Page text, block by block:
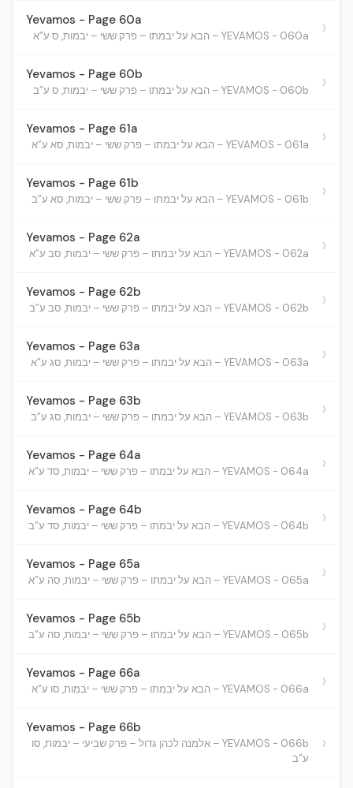
Yevamos - Page 60a
YEVAMOS - 060a – הבא על יבמתו – פרק ששי – יבמות, ס ע”א ›
Yevamos - Page 60b
YEVAMOS - 060b – הבא על יבמתו – פרק ששי – יבמות, ס ע”ב ›
Yevamos - Page 61a
YEVAMOS - 061a – הבא על יבמתו – פרק ששי – יבמות, סא ע”א ›
Yevamos - Page 61b
YEVAMOS - 061b – הבא על יבמתו – פרק ששי – יבמות, סא ע”ב ›
Yevamos - Page 62a
YEVAMOS - 062a – הבא על יבמתו – פרק ששי – יבמות, סב ע”א ›
Yevamos - Page 62b
YEVAMOS - 062b – הבא על יבמתו – פרק ששי – יבמות, סב ע”ב ›
Yevamos - Page 63a
YEVAMOS - 063a – הבא על יבמתו – פרק ששי – יבמות, סג ע”א ›
Yevamos - Page 63b
YEVAMOS - 063b – הבא על יבמתו – פרק ששי – יבמות, סג ע”ב ›
Yevamos - Page 64a
YEVAMOS - 064a – הבא על יבמתו – פרק ששי – יבמות, סד ע”א ›
Yevamos - Page 64b
YEVAMOS - 064b – הבא על יבמתו – פרק ששי – יבמות, סד ע”ב ›
Yevamos - Page 65a
YEVAMOS - 065a – הבא על יבמתו – פרק ששי – יבמות, סה ע”א ›
Yevamos - Page 65b
YEVAMOS - 065b – הבא על יבמתו – פרק ששי – יבמות, סה ע”ב ›
Yevamos - Page 66a
YEVAMOS - 066a – הבא על יבמתו – פרק ששי – יבמות, סו ע”א ›
Yevamos - Page 66b
YEVAMOS - 066b – אלמנה לכהן גדול – פרק שביעי – יבמות, סו
ע”ב
›